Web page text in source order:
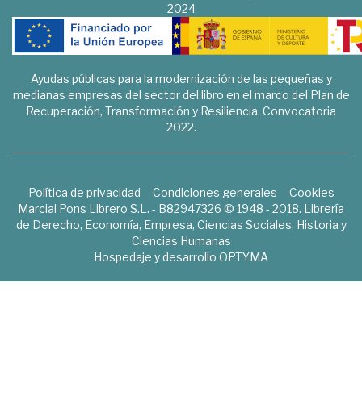
2024
Ayudas públicas para la modernización de las pequeñas y
medianas empresas del sector del libro en el marco del Plan de
Recuperación, Transformación y Resiliencia. Convocatoria
2022.
Política de privacidad Condiciones generales
Cookies
Marcial Pons Librero S.L. - B82947326 © 1948 - 2018. Librería
de Derecho, Economía, Empresa, Ciencias Sociales, Historia y
Ciencias Humanas
Hospedaje y desarrollo OPTYMA